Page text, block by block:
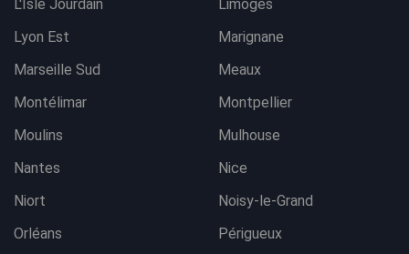
L'Isle Jourdain
Limoges
Lyon Est
Marignane
Marseille Sud
Meaux
Montélimar
Montpellier
Moulins
Mulhouse
Nantes
Nice
Niort
Noisy-le-Grand
Orléans
Périgueux